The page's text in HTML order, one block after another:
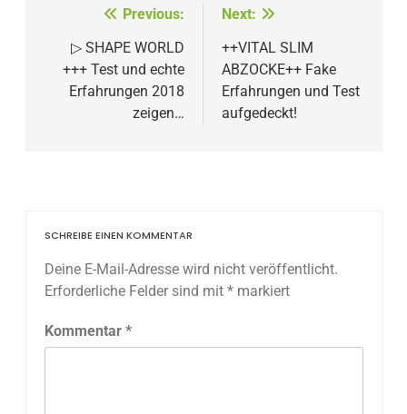
Beitragsnavigation
Previous:
▷ SHAPE WORLD
+++ Test und echte
Erfahrungen 2018
zeigen…
Next:
++VITAL SLIM
ABZOCKE++ Fake
Erfahrungen und Test
aufgedeckt!
SCHREIBE EINEN KOMMENTAR
Deine E-Mail-Adresse wird nicht veröffentlicht.
Erforderliche Felder sind mit *markiert
Kommentar *